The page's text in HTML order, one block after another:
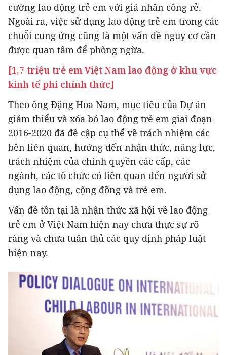
cường lao động trẻ em với giá nhân công rẻ.
Ngoài ra, việc sử dụng lao động trẻ em trong các
chuỗi cung ứng cũng là một vấn đề nguy cơ cần
được quan tâm để phòng ngừa.
[1,7 triệu trẻ em Việt Nam lao động ở khu vực
kinh tế phi chính thức]
Theo ông Đặng Hoa Nam, mục tiêu của Dự án
giảm thiểu và xóa bỏ lao động trẻ em giai đoạn
2016-2020 đã đề cập cụ thể về trách nhiệm các
bên liên quan, hướng đến nhận thức, năng lực,
trách nhiệm của chính quyền các cấp, các
ngành, các tổ chức có liên quan đến người sử
dụng lao động, cộng đồng và trẻ em.
Vấn đề tồn tại là nhận thức xã hội về lao động
trẻ em ở Việt Nam hiện nay chưa thực sự rõ
ràng và chưa tuân thủ các quy định pháp luật
hiện nay.